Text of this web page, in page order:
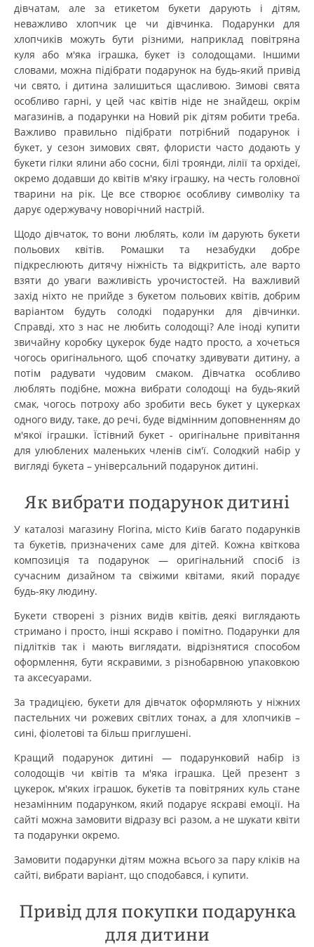
дівчатам, але за етикетом букети дарують і дітям,
неважливо хлопчик це чи дівчинка. Подарунки для
хлопчиків можуть бути різними, наприклад повітряна
куля або м'яка іграшка, букет із солодощами. Іншими
словами, можна підібрати подарунок на будь-який привід
чи свято, і дитина залишиться щасливою. Зимові свята
особливо гарні, у цей час квітів ніде не знайдеш, окрім
магазинів, а подарунки на Новий рік дітям робити треба.
Важливо правильно підібрати потрібний подарунок і
букет, у сезон зимових свят, флористи часто додають у
букети гілки ялини або сосни, білі троянди, лілії та орхідеї,
окремо додавши до квітів м'яку іграшку, на честь головної
тварини на рік. Це все створює особливу символіку та
дарує одержувачу новорічний настрій.
Щодо дівчаток, то вони люблять, коли їм дарують букети
польових квітів. Ромашки та незабудки добре
підкреслюють дитячу ніжність та відкритість, але варто
взяти до уваги важливість урочистостей. На важливий
захід ніхто не прийде з букетом польових квітів, добрим
варіантом будуть солодкі подарунки для дівчинки.
Справді, хто з нас не любить солодощі? Але іноді купити
звичайну коробку цукерок буде надто просто, а хочеться
чогось оригінального, щоб спочатку здивувати дитину, а
потім радувати чудовим смаком. Дівчатка особливо
люблять подібне, можна вибрати солодощі на будь-який
смак, чогось потроху або зробити весь букет у цукерках
одного виду, таке, до речі, буде відмінним доповненням до
м'якої іграшки. Їстівний букет - оригінальне привітання
для улюблених маленьких членів сім'ї. Солодкий набір у
вигляді букета – універсальний подарунок дитині.
Як вибрати подарунок дитині
У каталозі магазину Florina, місто Київ багато подарунків
та букетів, призначених саме для дітей. Кожна квіткова
композиція та подарунок — оригінальний спосіб із
сучасним дизайном та свіжими квітами, який порадує
будь-яку людину.
Букети створені з різних видів квітів, деякі виглядають
стримано і просто, інші яскраво і помітно. Подарунки для
підлітків так і мають виглядати, відрізнятися способом
оформлення, бути яскравими, з різнобарвною упаковкою
та аксесуарами.
За традицією, букети для дівчаток оформляють у ніжних
пастельних чи рожевих світлих тонах, а для хлопчиків –
сині, фіолетові та більш приглушені.
Кращий подарунок дитині — подарунковий набір із
солодощів чи квітів та м'яка іграшка. Цей презент з
цукерок, м'яких іграшок, букетів та повітряних куль стане
незамінним подарунком, який подарує яскраві емоції. На
сайті можна замовити відразу всі разом, а не шукати квіти
та подарунки окремо.
Замовити подарунки дітям можна всього за пару кліків на
сайті, вибрати варіант, що сподобався, і купити.
Привід для покупки подарунка
для дитини